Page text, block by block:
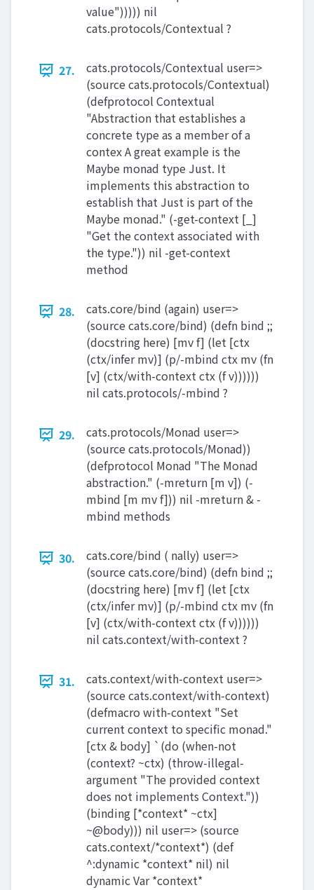
value"))))) nil
cats.protocols/Contextual ?
27.
cats.protocols/Contextual user=>
(source cats.protocols/Contextual)
(defprotocol Contextual
"Abstraction that establishes a
concrete type as a member of a
contex A great example is the
Maybe monad type Just. It
implements this abstraction to
establish that Just is part of the
Maybe monad." (-get-context [_]
"Get the context associated with
the type.")) nil -get-context
method
28.
cats.core/bind (again) user=>
(source cats.core/bind) (defn bind ;;
(docstring here) [mv f] (let [ctx
(ctx/infer mv)] (p/-mbind ctx mv (fn
[v] (ctx/with-context ctx (f v))))))
nil cats.protocols/-mbind ?
29.
cats.protocols/Monad user=>
(source cats.protocols/Monad))
(defprotocol Monad "The Monad
abstraction." (-mreturn [m v]) (-
mbind [m mv f])) nil -mreturn & -
mbind methods
30.
cats.core/bind ( nally) user=>
(source cats.core/bind) (defn bind ;;
(docstring here) [mv f] (let [ctx
(ctx/infer mv)] (p/-mbind ctx mv (fn
[v] (ctx/with-context ctx (f v))))))
nil cats.context/with-context ?
31.
cats.context/with-context user=>
(source cats.context/with-context)
(defmacro with-context "Set
current context to specific monad."
[ctx & body] `(do (when-not
(context? ~ctx) (throw-illegal-
argument "The provided context
does not implements Context."))
(binding [*context* ~ctx]
~@body))) nil user=> (source
cats.context/*context*) (def
^:dynamic *context* nil) nil
dynamic Var *context*